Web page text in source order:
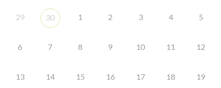
29 30 1 2 3 4 5
6 7 8 9 10 11 12
13 14 15 16 17 18 19